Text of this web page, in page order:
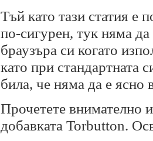
Тъй като тази статия е
по-сигурен, тук няма
браузъра си когато
като при стандартната
била, че няма да е ясно
Прочетете внимателно
добавката Torbutton.